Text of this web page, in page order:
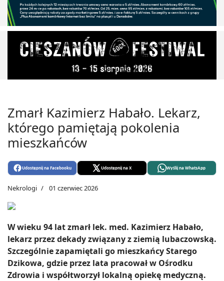
Zmarł Kazimierz Habało. Lekarz,
którego pamiętają pokolenia
mieszkańców
Udostępnij na Facebooku Udostępnij na X Wyślij na WhatsApp
Nekrologi 01 czerwiec 2026
W wieku 94 lat zmarł lek. med. Kazimierz Habało,
lekarz przez dekady związany z ziemią lubaczowską.
Szczególnie zapamiętali go mieszkańcy Starego
Dzikowa, gdzie przez lata pracował w Ośrodku
Zdrowia i współtworzył lokalną opiekę medyczną.